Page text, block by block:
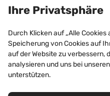
MEHRFAMILIENHÄUSER
Männedorf
Ihre Privatsphäre
Durch Klicken auf „Alle
Speicherung von Cookies auf
auf der Website zu verbessern,
analysieren und uns bei
unterstützen.